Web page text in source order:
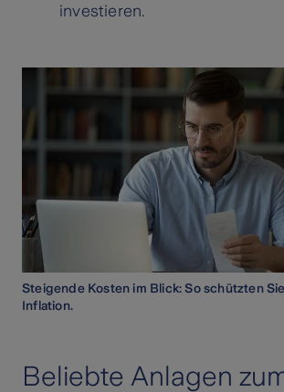
investieren.
Steigende Kosten im Blick: So schützten
Inflation.
Beliebte Anlagen